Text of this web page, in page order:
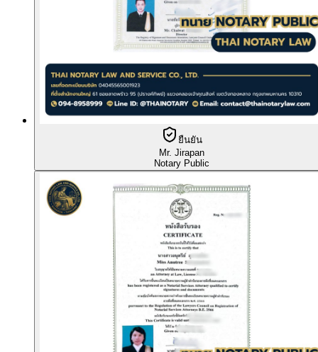
ยืนยัน
Mr. Jirapan
Notary Public